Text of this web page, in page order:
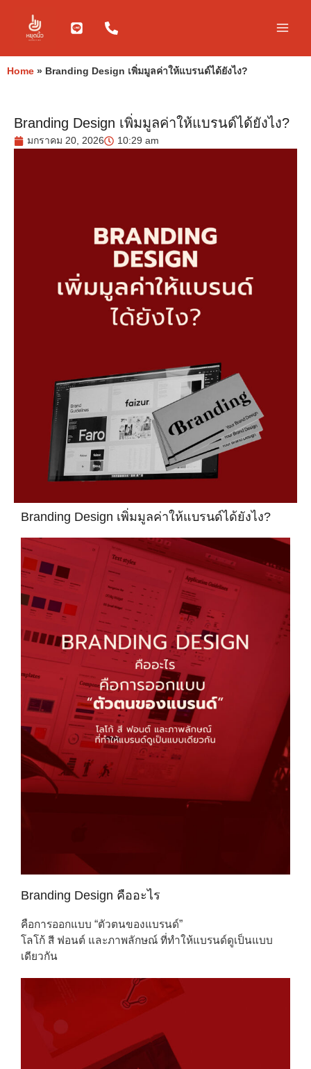
content
Home » Branding Design เพิ่มมูลค่าให้แบรนด์ได้ยังไง?
Branding Design เพิ่มมูลค่าให้แบรนด์ได้ยังไง?
มกราคม 20, 2026 10:29 am
Branding Design เพิ่มมูลค่าให้แบรนด์ได้ยังไง?
Branding Design คืออะไร
คือการออกแบบ “ตัวตนของแบรนด์”
โลโก้ สี ฟอนต์ และภาพลักษณ์ ที่ทำให้แบรนด์ดูเป็นแบบ
เดียวกัน